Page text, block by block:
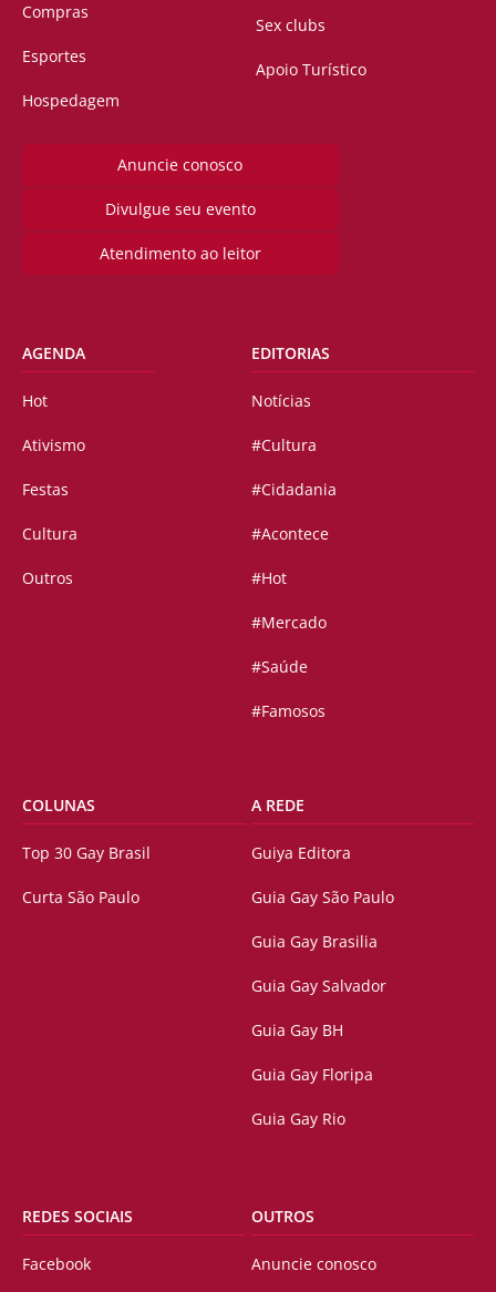
Compras
Esportes
Hospedagem
Sex clubs
Apoio Turístico
Anuncie conosco
Divulgue seu evento
Atendimento ao leitor
AGENDA
Hot
Ativismo
Festas
Cultura
Outros
EDITORIAS
Notícias
#Cultura
#Cidadania
#Acontece
#Hot
#Mercado
#Saúde
#Famosos
COLUNAS
Top 30 Gay Brasil
Curta São Paulo
A REDE
Guiya Editora
Guia Gay São Paulo
Guia Gay Brasilia
Guia Gay Salvador
Guia Gay BH
Guia Gay Floripa
Guia Gay Rio
REDES SOCIAIS
Facebook
OUTROS
Anuncie conosco